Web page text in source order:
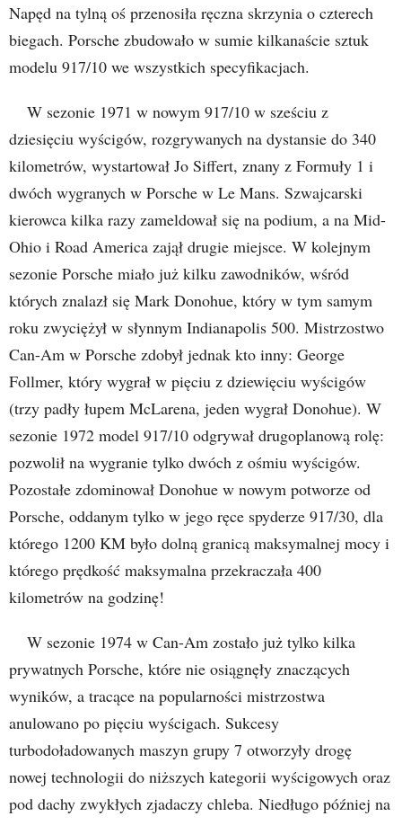
Napęd na tylną oś przenosiła ręczna skrzynia o czterech
biegach. Porsche zbudowało w sumie kilkanaście sztuk
modelu 917/10 we wszystkich specyfikacjach.
W sezonie 1971 w nowym 917/10 w sześciu z
dziesięciu wyścigów, rozgrywanych na dystansie do 340
kilometrów, wystartował Jo Siffert, znany z Formuły 1 i
dwóch wygranych w Porsche w Le Mans. Szwajcarski
kierowca kilka razy zameldował się na podium, a na Mid-
Ohio i Road America zajął drugie miejsce. W kolejnym
sezonie Porsche miało już kilku zawodników, wśród
których znalazł się Mark Donohue, który w tym samym
roku zwyciężył w słynnym Indianapolis 500. Mistrzostwo
Can-Am w Porsche zdobył jednak kto inny: George
Follmer, który wygrał w pięciu z dziewięciu wyścigów
(trzy padły łupem McLarena, jeden wygrał Donohue). W
sezonie 1972 model 917/10 odgrywał drugoplanową rolę:
pozwolił na wygranie tylko dwóch z ośmiu wyścigów.
Pozostałe zdominował Donohue w nowym potworze od
Porsche, oddanym tylko w jego ręce spyderze 917/30, dla
którego 1200 KM było dolną granicą maksymalnej mocy i
którego prędkość maksymalna przekraczała 400
kilometrów na godzinę!
W sezonie 1974 w Can-Am zostało już tylko kilka
prywatnych Porsche, które nie osiągnęły znaczących
wyników, a tracące na popularności mistrzostwa
anulowano po pięciu wyścigach. Sukcesy
turbodoładowanych maszyn grupy 7 otworzyły drogę
nowej technologii do niższych kategorii wyścigowych oraz
pod dachy zwykłych zjadaczy chleba. Niedługo później na